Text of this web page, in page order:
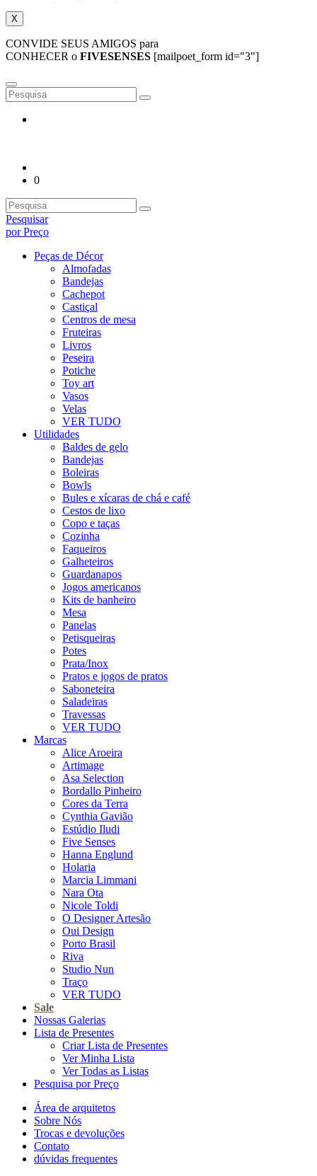
X
CONVIDE SEUS AMIGOS para
CONHECER o FIVESENSES [mailpoet_form id="3"]
0
Pesquisar
por Preço
Peças de Décor
Almofadas
Bandejas
Cachepot
Castiçal
Centros de mesa
Fruteiras
Livros
Peseira
Potiche
Toy art
Vasos
Velas
VER TUDO
Utilidades
Baldes de gelo
Bandejas
Boleiras
Bowls
Bules e xícaras de chá e café
Cestos de lixo
Copo e taças
Cozinha
Faqueiros
Galheteiros
Guardanapos
Jogos americanos
Kits de banheiro
Mesa
Panelas
Petisqueiras
Potes
Prata/Inox
Pratos e jogos de pratos
Saboneteira
Saladeiras
Travessas
VER TUDO
Marcas
Alice Aroeira
Artimage
Asa Selection
Bordallo Pinheiro
Cores da Terra
Cynthia Gavião
Estúdio Iludi
Five Senses
Hanna Englund
Holaria
Marcia Limmani
Nara Ota
Nicole Toldi
O Designer Artesão
Oui Design
Porto Brasil
Riva
Studio Nun
Traço
VER TUDO
Sale
Nossas Galerias
Lista de Presentes
Criar Lista de Presentes
Ver Minha Lista
Ver Todas as Listas
Pesquisa por Preço
Área de arquitetos
Sobre Nós
Trocas e devoluções
Contato
dúvidas frequentes